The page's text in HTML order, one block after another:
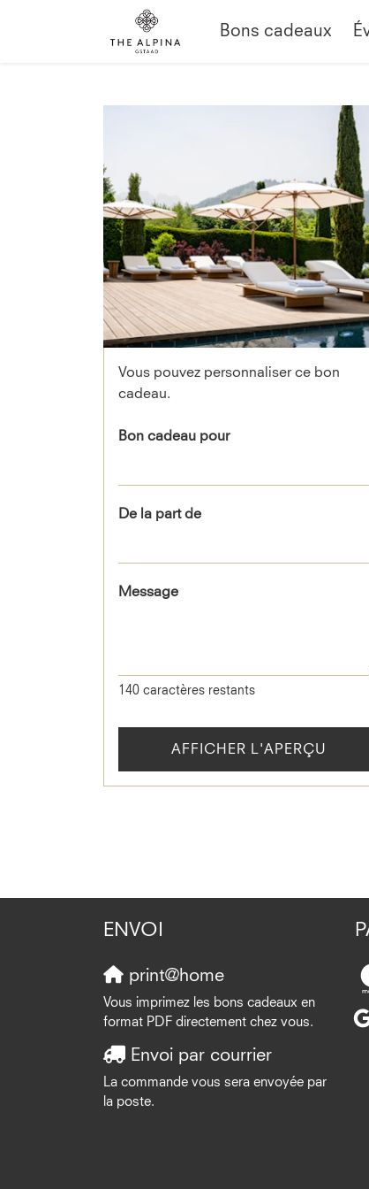
Bons cadeaux
Vous pouvez personnaliser ce bon
cadeau.
Bon cadeau pour
De la part de
Message
140 caractères restants
AFFICHER L'APERÇU
ENVOI
print@home
Vous imprimez les bons cadeaux en
format PDF directement chez vous.
Envoi par courrier
La commande vous sera envoyée par
la poste.